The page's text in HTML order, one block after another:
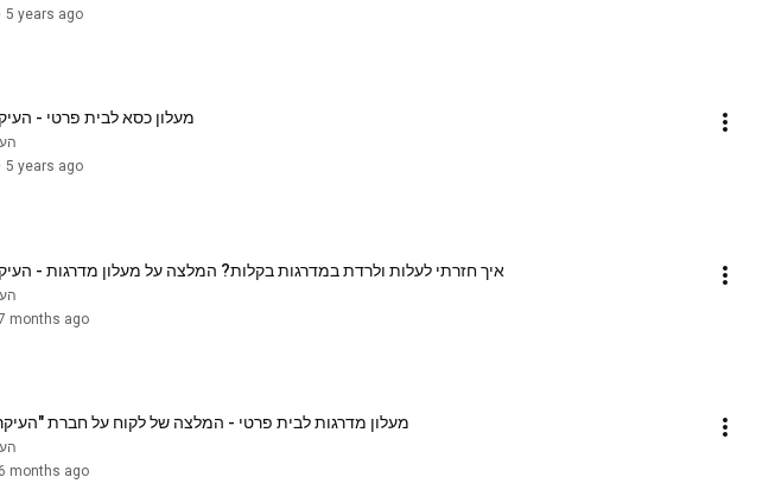
5 years ago
מעלון כסא לבית פרטי -
5 years ago
איך חזרתי לעלות ולרדת במדרגות בקלות? המלצה על מעלון מדרגות -
months ago
מעלון מדרגות לבית פרטי - המלצה של לקוח על חברת
6 months ago